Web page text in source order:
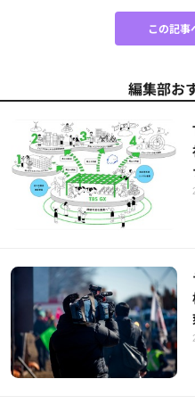
この記事
編集部お